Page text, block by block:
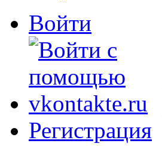
Войти
Регистрация